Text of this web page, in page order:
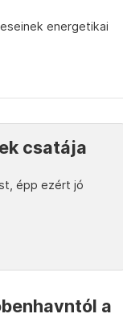
energetikai
csatája
épp ezért jó
a